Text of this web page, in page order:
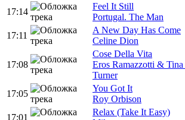
17:14
Feel It Still
Portugal. The Man
17:11
A New Day Has Come
Celine Dion
17:08
Cose Della Vita
Eros Ramazzotti &
Turner
17:05
You Got It
Roy Orbison
17:01
Relax (Take It Easy)